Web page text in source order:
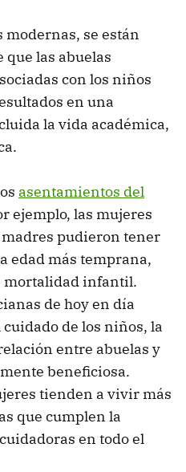
modernas, se están
que las abuelas
con los niños
en una
la vida académica,
asentamientos del
ejemplo, las mujeres
pudieron tener
edad más temprana,
mortalidad infantil.
de hoy en día
de los niños, la
entre abuelas y
beneficiosa.
tienden a vivir más
que cumplen la
en todo el